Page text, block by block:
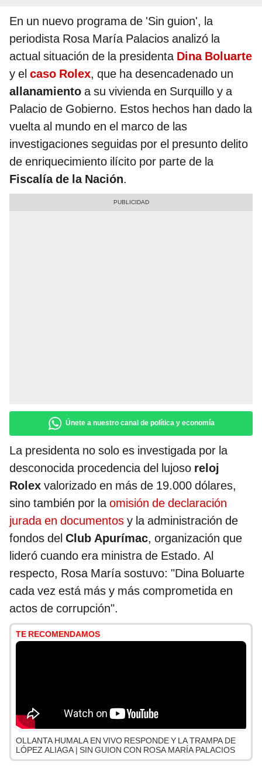
En un nuevo programa de 'Sin guion', la
periodista Rosa María Palacios analizó la
actual situación de la presidenta Dina Boluarte
y el caso Rolex, que ha desencadenado un
allanamiento a su vivienda en Surquillo y a
Palacio de Gobierno. Estos hechos han dado la
vuelta al mundo en el marco de las
investigaciones seguidas por el presunto delito
de enriquecimiento ilícito por parte de la
Fiscalía de la Nación.
Únete a nuestro canal de política y economía
La presidenta no solo es investigada por la
desconocida procedencia del lujoso reloj
Rolex valorizado en más de 19.000 dólares,
sino también por laomisión de declaración
jurada en documentos y la administración de
fondos del Club Apurímac, organización que
lideró cuando era ministra de Estado. Al
respecto, Rosa María sostuvo: "Dina Boluarte
cada vez está más y más comprometida en
actos de corrupción".
TE RECOMENDAMOS
OLLANTA HUMALA EN VIVO RESPONDE Y LA TRAMPA DE
LÓPEZ ALIAGA | SIN GUION CON ROSA MARÍA PALACIOS